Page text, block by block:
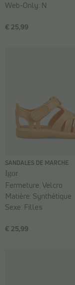
€ 25,99
Web-Only: N
SANDALES DE MARCHE
Igor
€ 25,99
Fermeture:Velcro
Matière: Synthétique
Sexe: Filles